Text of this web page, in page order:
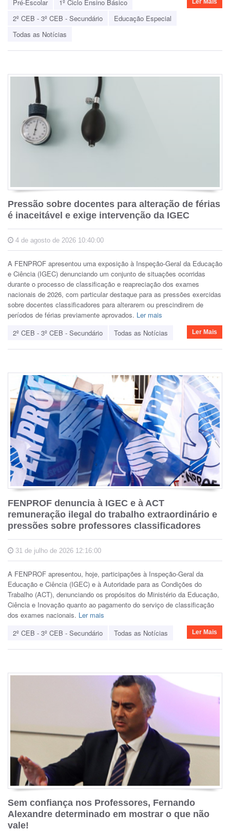
Pré-Escolar
1º Ciclo Ensino Básico
2º CEB - 3º CEB - Secundário
Educação Especial
Todas as Notícias
Pressão sobre docentes para alteração de férias
é inaceitável e exige intervenção da IGEC
4 de agosto de 2026 10:40:00
A FENPROF apresentou uma exposição à Inspeção-Geral da Educação
e Ciência (IGEC) denunciando um conjunto de situações ocorridas
durante o processo de classificação e reapreciação dos exames
nacionais de 2026, com particular destaque para as pressões exercidas
sobre docentes classificadores para alterarem ou prescindirem de
períodos de férias previamente aprovados. Ler mais
2º CEB - 3º CEB - Secundário
Todas as Notícias Ler Mais
FENPROF denuncia à IGEC e à ACT
remuneração ilegal do trabalho extraordinário e
pressões sobre professores classificadores
31 de julho de 2026 12:16:00
A FENPROF apresentou, hoje, participações à Inspeção-Geral da
Educação e Ciência (IGEC) e à Autoridade para as Condições do
Trabalho (ACT), denunciando os propósitos do Ministério da Educação,
Ciência e Inovação quanto ao pagamento do serviço de classificação
dos exames nacionais. Ler mais
2º CEB - 3º CEB - Secundário
Todas as Notícias Ler Mais
Sem confiança nos Professores, Fernando
Alexandre determinado em mostrar o que não
vale!